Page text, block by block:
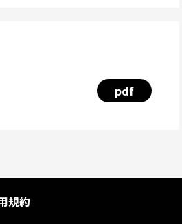
pdf
規約